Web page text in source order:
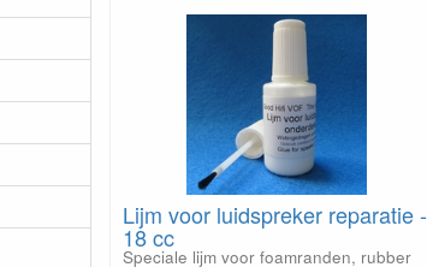
Lijm voor luidspreker reparatie -
18 cc
Speciale lijm voor foamranden, rubber